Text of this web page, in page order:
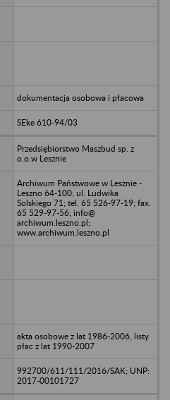
dokumentacja osobowa i płacowa
SEke 610-94/03
Przedsiębiorstwo Maszbud sp. z
o.o.w Lesznie
Archiwum Państwowe w Lesznie -
Leszno 64-100; ul. Ludwika
Solskiego 71; tel. 65 526-97-19; fax.
65 529-97-56, info@
archiwum.leszno.pl;
www.archiwum.leszno.pl
akta osobowe z lat 1986-2006, listy
płac z lat 1990-2007
992700/611/111/2016/SAK; UNP:
2017-00101727